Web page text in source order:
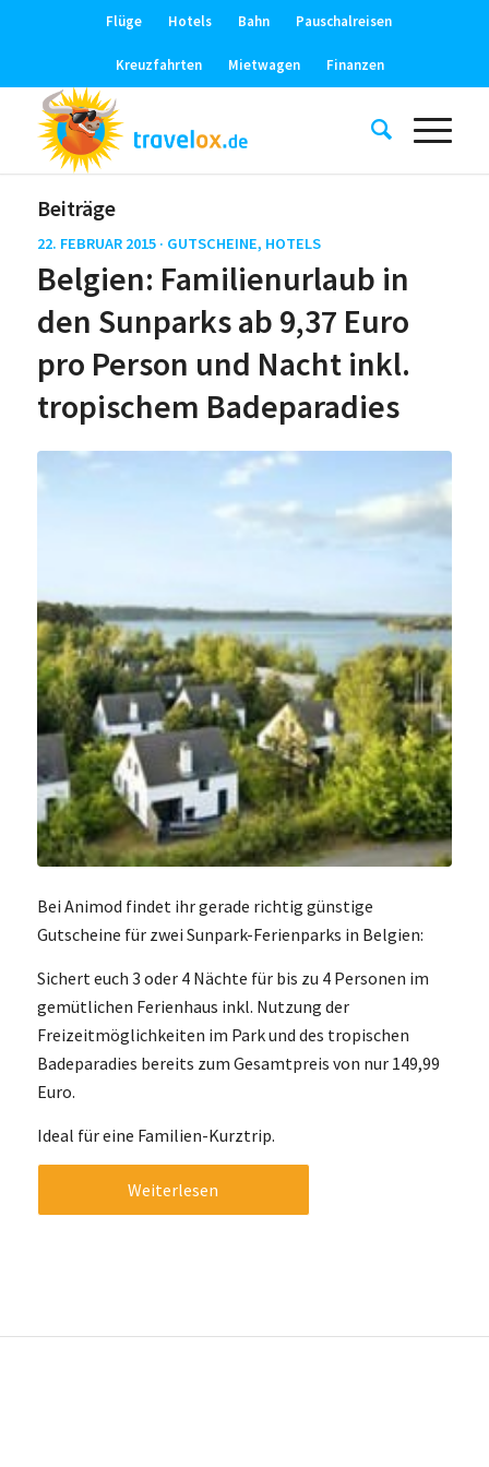
Flüge Hotels Bahn Pauschalreisen
Kreuzfahrten Mietwagen Finanzen
Beiträge
22. FEBRUAR 2015 · GUTSCHEINE, HOTELS
Belgien: Familienurlaub in
den Sunparks ab 9,37 Euro
pro Person und Nacht inkl.
tropischem Badeparadies
Bei Animod findet ihr gerade richtig günstige
Gutscheine für zwei Sunpark-Ferienparks in Belgien:
Sichert euch 3 oder 4 Nächte für bis zu 4 Personen im
gemütlichen Ferienhaus inkl. Nutzung der
Freizeitmöglichkeiten im Park und des tropischen
Badeparadies bereits zum Gesamtpreis von nur 149,99
Euro.
Ideal für eine Familien-Kurztrip.
Weiterlesen